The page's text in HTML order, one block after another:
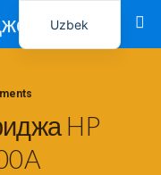
Заправка картриджей в Ташкенте – Тонер-Ресурс
HP
Uzbek
Russian